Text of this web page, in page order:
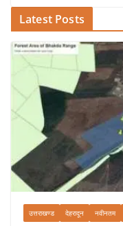
Latest Posts
उत्तराखण्ड देहरादून नवीनतम